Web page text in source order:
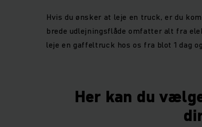
Hvis du ønsker at leje en truck, er du
brede udlejningsflåde omfatter alt fra
leje en gaffeltruck hos os fra blot 1 dag
Her kan du